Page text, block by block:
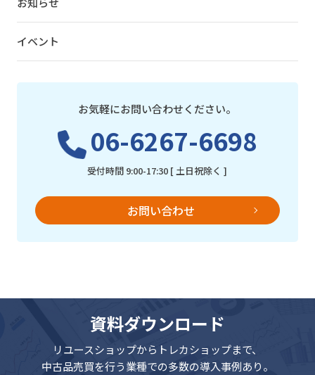
イベント
お気軽にお問い合わせください。
06-6267-6698
受付時間 9:00-17:30 [ 土日祝除く ]
お問い合わせ
資料ダウンロード
リユースショップからトレカショップまで、
中古品売買を行う業種での多数の導入事例あり。